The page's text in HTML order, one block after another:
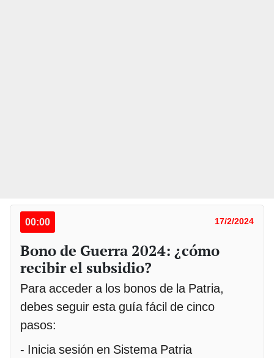
00:00 17/2/2024
Bono de Guerra 2024: ¿cómo
recibir el subsidio?
Para acceder a los bonos de la Patria,
debes seguir esta guía fácil de cinco
pasos:
- Inicia sesión en Sistema Patria